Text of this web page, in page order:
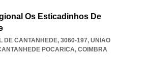
Os Esticadinhos De
DE CANTANHEDE, 3060-197, UNIAO
POCARICA, COIMBRA